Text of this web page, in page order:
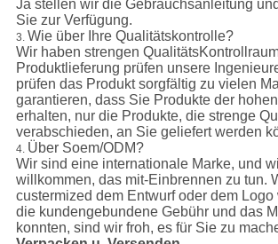
Ja stellen wir die Gebrauchsanleitung
Sie zur Verfügung.
3. Wie über Ihre Qualitätskontrolle?
Wir haben strengen
Produktlieferung prüfen unsere
prüfen das Produkt sorgfältig zu vielen
garantieren, dass Sie Produkte der
erhalten, nur die Produkte, die strenge
verabschieden, an Sie geliefert werden
4. Über Soem/ODM?
Wir sind eine internationale Marke, und
willkommen, das mit-Einbrennen zu tun.
custermized dem Entwurf oder dem Logo
die kundengebundene Gebühr und das
konnten, sind wir froh, es für Sie zu